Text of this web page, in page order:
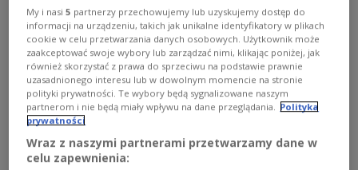
My i nasi5 partnerzy przechowujemy lub uzyskujemy dostęp do
informacji na urządzeniu, takich jak unikalne identyfikatory w plikach
cookie w celu przetwarzania danych osobowych. Użytkownik może
zaakceptować swoje wybory lub zarządzać nimi, klikając poniżej, jak
również skorzystać z prawa do sprzeciwu na podstawie prawnie
uzasadnionego interesu lub w dowolnym momencie na stronie
polityki prywatności. Te wybory będą sygnalizowane naszym
partnerom i nie będą miały wpływu na dane przeglądania.
Polityka
prywatności
Wraz z naszymi partnerami przetwarzamy dane w
celu zapewnienia: